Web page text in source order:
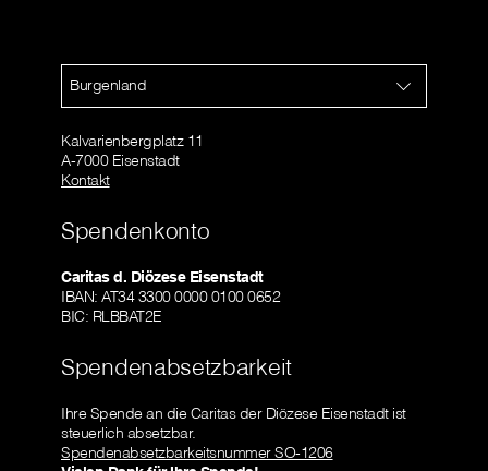
Burgenland
Kalvarienbergplatz 11
A-7000 Eisenstadt
Kontakt
Spendenkonto
Caritas d. Diözese Eisenstadt
IBAN: AT34 3300 0000 0100 0652
BIC: RLBBAT2E
Spendenabsetzbarkeit
Ihre Spende an die Caritas der Diözese Eisenstadt ist
steuerlich absetzbar.
Spendenabsetzbarkeitsnummer SO-1206